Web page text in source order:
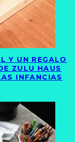
Y UN REGALO
ZULU HAUS
INFANCIAS